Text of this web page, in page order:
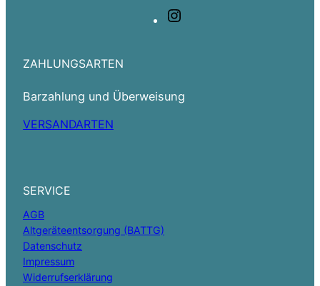
ZAHLUNGSARTEN
Barzahlung und Überweisung
VERSANDARTEN
SERVICE
AGB
Altgeräteentsorgung (BATTG)
Datenschutz
Impressum
Widerrufserklärung